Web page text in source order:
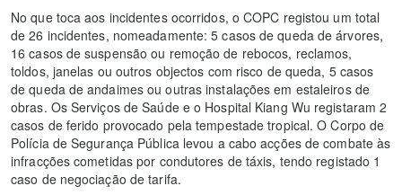
No que toca aos incidentes ocorridos, o COPC registou um total
de 26 incidentes, nomeadamente: 5 casos de queda de árvores,
16 casos de suspensão ou remoção de rebocos, reclamos,
toldos, janelas ou outros objectos com risco de queda, 5 casos
de queda de andaimes ou outras instalações em estaleiros de
obras. Os Serviços de Saúde e o Hospital Kiang Wu registaram 2
casos de ferido provocado pela tempestade tropical. O Corpo de
Polícia de Segurança Pública levou a cabo acções de combate às
infracções cometidas por condutores de táxis, tendo registado 1
caso de negociação de tarifa.